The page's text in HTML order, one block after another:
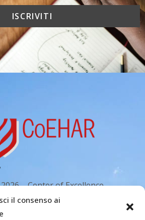
il consenso ai
– Center of Excellence
of Harm Reduction.
i diritti riservati.